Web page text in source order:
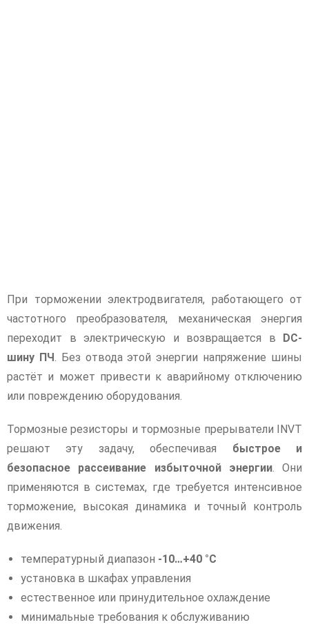
При торможении электродвигателя, работающего от
частотного преобразователя, механическая энергия
переходит в электрическую и возвращается в DC-
шину ПЧ. Без отвода этой энергии напряжение шины
растёт и может привести к аварийному отключению
или повреждению оборудования.
Тормозные резисторы и тормозные прерыватели INVT
решают эту задачу, обеспечивая быстрое и
безопасное рассеивание избыточной энергии. Они
применяются в системах, где требуется интенсивное
торможение, высокая динамика и точный контроль
движения.
температурный диапазон -10…+40 °C
установка в шкафах управления
естественное или принудительное охлаждение
минимальные требования к обслуживанию